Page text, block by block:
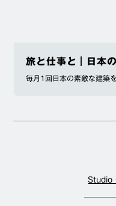
旅と仕事と｜日本
毎月1回日本の素敵な建築
Studio